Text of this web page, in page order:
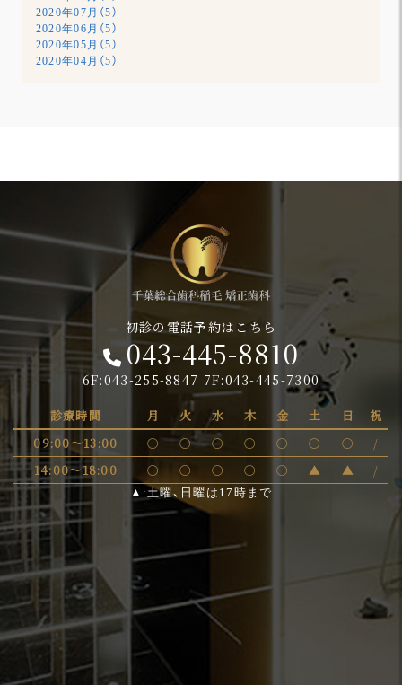
2020年07月（5）
2020年06月（5）
2020年05月（5）
2020年04月（5）
初診の電話予約はこちら
043-445-8810
6F:043-255-8847 7F:043-445-7300
診療時間 月 火 水 木 金 土 日
祝
09:00～13:00
〇 〇 〇 〇 〇 〇 〇
/
14:00～18:00
〇 〇 〇 〇 〇 ▲ ▲ /
▲:土曜、日曜は17時まで